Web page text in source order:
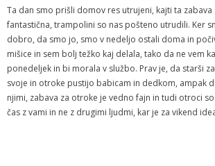
Ta dan smo prišli domov res utrujeni, kajti ta
fantastična, trampolini so nas pošteno utrudili. Ker
dobro, da smo jo, smo v nedeljo ostali doma in
mišice in sem bolj težko kaj delala, tako da ne vem
ponedeljek in bi morala v službo. Prav je, da starši
svoje in otroke pustijo babicam in dedkom, ampak
njimi, zabava za otroke je vedno fajn in tudi otroci
čas z vami in ne z drugimi ljudmi, kar je za vikend